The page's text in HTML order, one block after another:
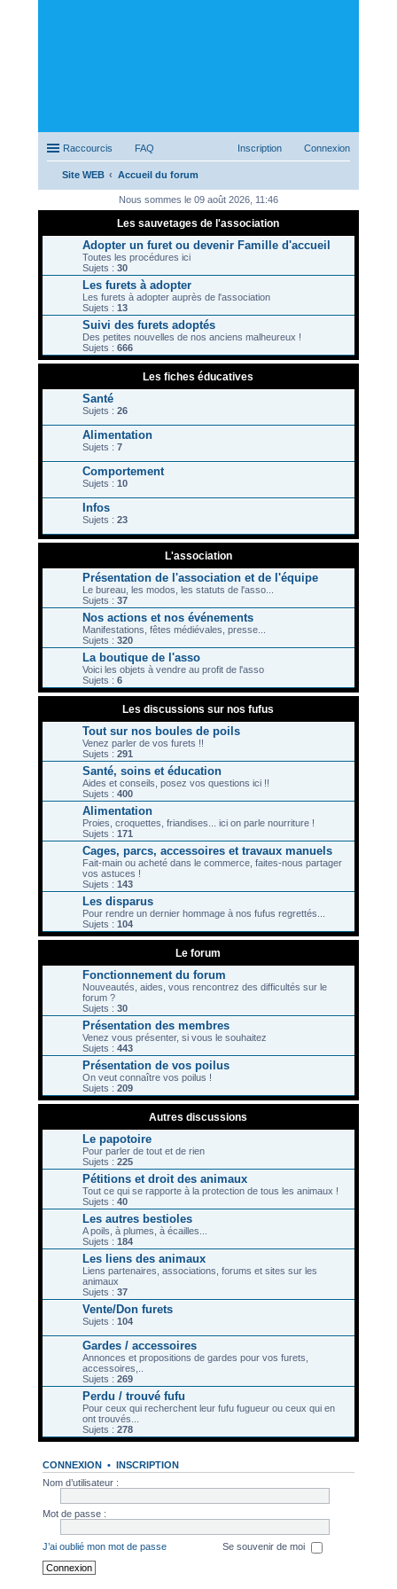
Raccourcis FAQ Connexion
Inscription
Site WEB
Accueil du forum
ch
Nous sommes le 09 août 2026, 11:46
Les sauvetages de l'association
Adopter un furet ou devenir Famille d'accueil
Toutes les procédures ici
Sujets : 30
Les furets à adopter
Les furets à adopter auprès de l'association
Sujets : 13
Suivi des furets adoptés
Des petites nouvelles de nos anciens malheureux !
Sujets : 666
Les fiches éducatives
Santé
Sujets : 26
Alimentation
Sujets : 7
Comportement
Sujets : 10
Infos
Sujets : 23
L'association
Présentation de l'association et de l'équipe
Le bureau, les modos, les statuts de l'asso...
Sujets : 37
Nos actions et nos événements
Manifestations, fêtes médiévales, presse...
Sujets : 320
La boutique de l'asso
Voici les objets à vendre au profit de l'asso
Sujets : 6
Les discussions sur nos fufus
Tout sur nos boules de poils
Venez parler de vos furets !!
Sujets : 291
Santé, soins et éducation
Aides et conseils, posez vos questions ici !!
Sujets : 400
Alimentation
Proies, croquettes, friandises... ici on parle nourriture !
Sujets : 171
Cages, parcs, accessoires et travaux manuels
Fait-main ou acheté dans le commerce, faites-nous partager
vos astuces !
Sujets : 143
Les disparus
Pour rendre un dernier hommage à nos fufus regrettés...
Sujets : 104
Le forum
Fonctionnement du forum
Nouveautés, aides, vous rencontrez des difficultés sur le
forum ?
Sujets : 30
Présentation des membres
Venez vous présenter, si vous le souhaitez
Sujets : 443
Présentation de vos poilus
On veut connaître vos poilus !
Sujets : 209
Autres discussions
Le papotoire
Pour parler de tout et de rien
Sujets : 225
Pétitions et droit des animaux
Tout ce qui se rapporte à la protection de tous les animaux !
Sujets : 40
Les autres bestioles
A poils, à plumes, à écailles...
Sujets : 184
Les liens des animaux
Liens partenaires, associations, forums et sites sur les
animaux
Sujets : 37
Vente/Don furets
Sujets : 104
Gardes / accessoires
Annonces et propositions de gardes pour vos furets,
accessoires,..
Sujets : 269
Perdu / trouvé fufu
Pour ceux qui recherchent leur fufu fugueur ou ceux qui en
ont trouvés...
Sujets : 278
CONNEXION• INSCRIPTION
Nom d’utilisateur :
Mot de passe :
J’ai oublié mon mot de passe Se souvenir de moi